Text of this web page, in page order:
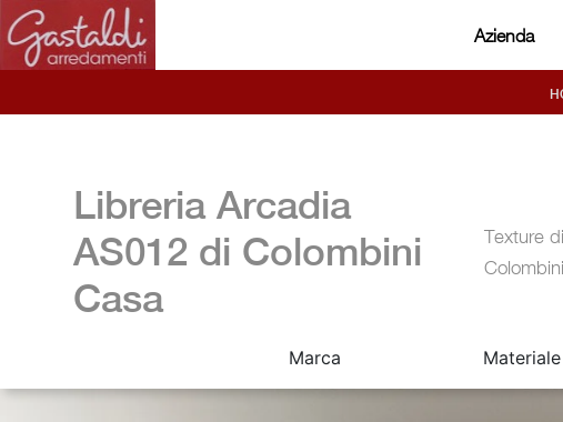
Azienda
Libreria Arcadia
AS012 di Colombini
Casa
Texture
Marca Materiale